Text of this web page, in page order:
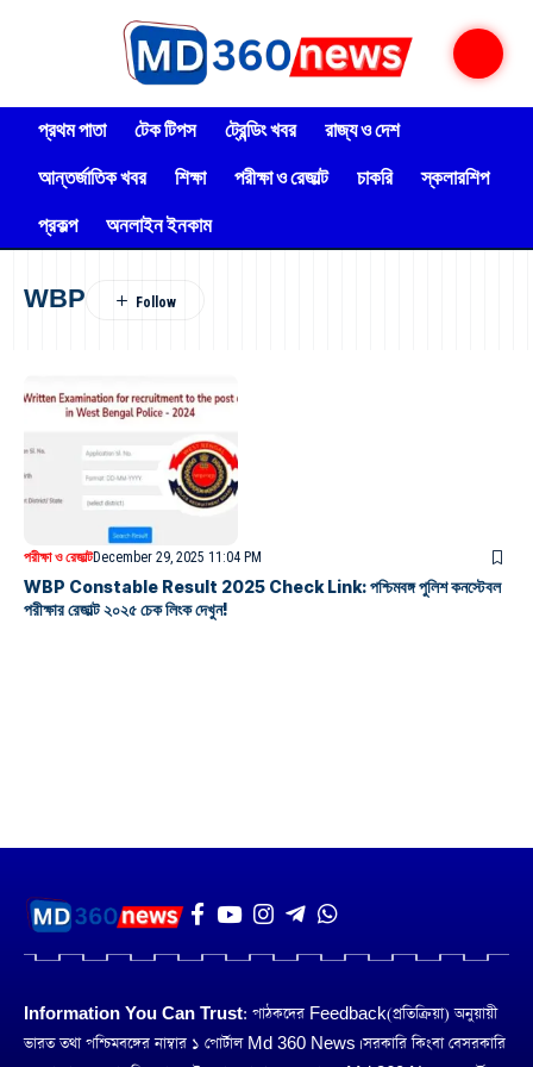
প্রথম পাতা টেক টিপস ট্রেন্ডিং খবর
রাজ্য ও দেশ
আন্তর্জাতিক খবর
শিক্ষা পরীক্ষা ও রেজাল্ট চাকরি
স্কলারশিপ
প্রকল্প
অনলাইন ইনকাম
WBP
পরীক্ষা ও রেজাল্টDecember 29, 2025 11:04 PM
WBP Constable Result 2025 Check Link: পশ্চিমবঙ্গ পুলিশ কনস্টেবল
পরীক্ষার রেজাল্ট ২০২৫ চেক লিংক দেখুন!
Information You Can Trust: পাঠকদের Feedback(প্রতিক্রিয়া) অনুয়ায়ী
ভারত তথা পশ্চিমবঙ্গের নাম্বার ১ পোর্টাল Md 360 News। সরকারি কিংবা বেসরকারি